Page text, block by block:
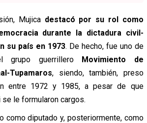
Mujica destacó por su rol como
durante la dictadura civil-
su país en 1973. De hecho, fue uno de
grupo guerrillero Movimiento de
Tupamaros, siendo, también, preso
entre 1972 y 1985, a pesar de que
se le formularon cargos.
como diputado y, posteriormente, como